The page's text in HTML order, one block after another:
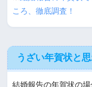
ころ、徹底調査！
うざい年賀状と
結婚報告の年賀状の